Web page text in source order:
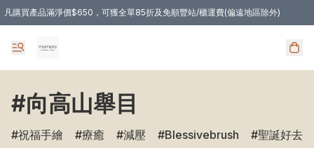
凡購買產品滿淨價$650，可獲全單85折及免順豐站/櫃運費(偏遠地區除外)
#向高山舉目
祝福手繪 療癒 減壓 Blessivebrush
聖誕好去處